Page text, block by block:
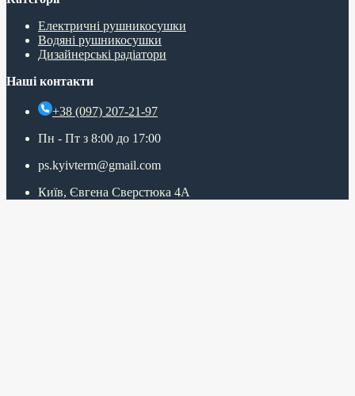
Електричні рушникосушки
Водяні рушникосушки
Дизайнерські радіатори
Наші контакти
+38 (097) 207-21-97
Пн - Пт з 8:00 до 17:00
ps.kyivterm@gmail.com
Київ, Євгена Сверстюка 4А